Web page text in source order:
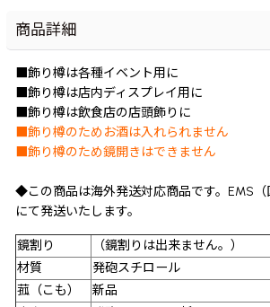
商品詳細
■飾り樽は各種イベント用に
■飾り樽は店内ディスプレイ用に
■飾り樽は飲食店の店頭飾りに
■飾り樽のためお酒は入れられません
■飾り樽のため鏡開きはできません
◆この商品は海外発送対応商品です。EMS（
にて発送いたします。
鏡割り
（鏡割りは出来ません。）
材質
発砲スチロール
菰（こも）
新品